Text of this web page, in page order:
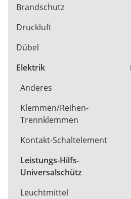
Brandschutz
Druckluft
Dübel
Elektrik
Anderes
Klemmen/Reihen-
Trennklemmen
Kontakt-Schaltelement
Leistungs-Hilfs-
Universalschütz
Leuchtmittel